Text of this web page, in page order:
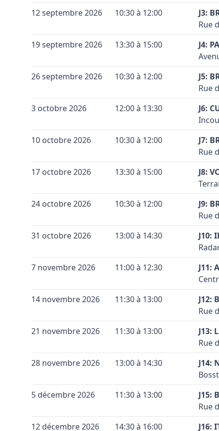
Leaflet|© OpenStreetMapcontributors ©
la
Voir
+
Leaflet|©OpenStreetMapcontributors ©CARTO
Voir
12 septembre 2026 10:30 à 12:00
J3:
Rue
+
Leaflet|©OpenStreetMapcontributors ©
la
Voir
19 septembre 2026 13:30 à 15:00
J4:
+
Leaflet ©OpenStreetMapcontributors ©
Code
(n°
pont
de
Voir
26 septembre 2026 10:30 à 12:00
J5:
Rue
+
Leaflet|©OpenStreetMapcontributors ©
Code
la
Voir
3 octobre 2026 12:00 à 13:30
J6:
+
contributors ©
Voir
10 octobre 2026 10:30 à 12:00
J7:
Rue
+
Leaflet ©OpenStreetMapcontributors ©
la
Voir
17 octobre 2026 13:30 à 15:00
J8:
+
Code
la
Voir
24 octobre 2026 10:30 à 12:00
J9:
Rue
+
Leaflet ©OpenStreetMapcontributors ©
Code
la
Voir
31 octobre 2026 13:00 à 14:30
J10:
+
Code
Par
Voir
7 novembre 2026 11:00 à 12:30
J11:
+
J.
Voir
14 novembre 2026 11:30 à 13:00
J12:
Rue
+
Code
la
21 novembre 2026 11:30 à 13:00
J13:
Rue
+
28 novembre 2026 13:00 à 14:30
J14:
+
Code
5 décembre 2026 11:30 à 13:00
J15:
Rue
+
12 décembre 2026 14:30 à 16:00
J16: